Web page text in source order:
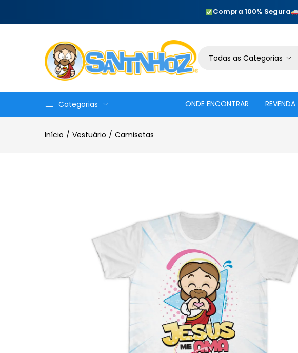
Compra 100% Segura
Todas as Categorias
Categorias ONDE ENCONTRAR REVENDA
Início Vestuário Camisetas